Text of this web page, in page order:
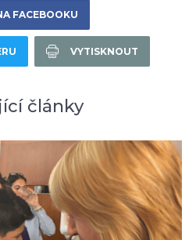
FACEBOOKU
VYTISKNOUT
články